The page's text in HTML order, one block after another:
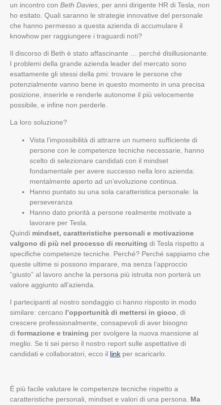
un incontro con Beth Davies , per anni dirigente HR di Tesla, non
ho esitato. Quali saranno le strategie innovative del personale
che hanno permesso a questa azienda di accumulare il
knowhow per raggiungere i traguardi noti?
Il discorso di Beth è stato affascinante … perché disillusionante.
I problemi della grande azienda leader del mercato sono
esattamente gli stessi della pmi: trovare le persone che
potenzialmente vanno bene in questo momento in una precisa
posizione, inserirle e renderle autonome il più velocemente
possibile, e infine non perderle.
La loro soluzione?
Vista l’impossibilità di attrarre un numero sufficiente di
persone con le competenze tecniche necessarie, hanno
scelto di selezionare candidati con il mindset
fondamentale per avere successo nella loro azienda:
mentalmente aperto ad un’evoluzione continua.
Hanno puntato su una sola caratteristica personale: la
perseveranza
Hanno dato priorità a persone realmente motivate a
lavorare per Tesla.
Quindi mindset, caratteristiche personali e motivazione
valgono di più nel processo di recruiting di Tesla rispetto a
specifiche competenze tecniche. Perché? Perché sappiamo che
queste ultime si possono imparare, ma senza l’approccio
“giusto” al lavoro anche la persona più istruita non porterà un
valore aggiunto all’azienda.
I partecipanti al nostro sondaggio ci hanno risposto in modo
similare: cercano l’opportunità di mettersi in gioco, di
crescere professionalmente, consapevoli di aver bisogno
di formazione e training per svolgere la nuova mansione al
meglio. Se ti sei perso il nostro report sulle aspettative di
candidati e collaboratori, ecco il link per scaricarlo.
È più facile valutare le competenze tecniche rispetto a
caratteristiche personali, mindset e valori di una persona. Ma